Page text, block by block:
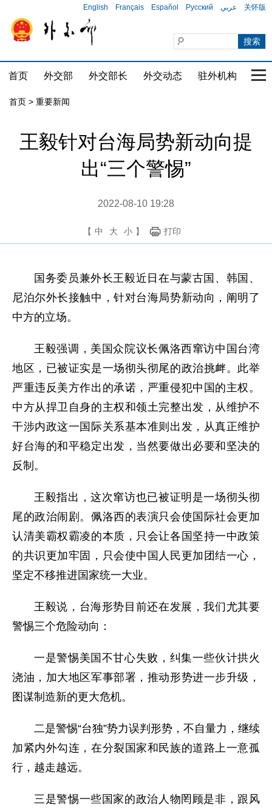
English Français Español Русский عربي 关怀版
首页 外交部 外交部长 外交动态 驻外机构 国
首页 > 重要新闻
王毅针对台海局势新动向提
出“三个警惕”
2022-08-10 19:28
【 中 大 小 】 打印
国务委员兼外长王毅近日在与蒙古国、韩国、
尼泊尔外长接触中，针对台海局势新动向，阐明了
中方的立场。
王毅强调，美国众院议长佩洛西窜访中国台湾
地区，已被证实是一场彻头彻尾的政治挑衅。此举
严重违反美方作出的承诺，严重侵犯中国的主权。
中方从捍卫自身的主权和领土完整出发，从维护不
干涉内政这一国际关系基本准则出发，从真正维护
好台海的和平稳定出发，当然要做出必要和坚决的
反制。
王毅指出，这次窜访也已被证明是一场彻头彻
尾的政治闹剧。佩洛西的表演只会使国际社会更加
认清美霸权霸凌的本质，只会让各国坚持一中政策
的共识更加牢固，只会使中国人民更加团结一心，
坚定不移推进国家统一大业。
王毅说，台海形势目前还在发展，我们尤其要
警惕三个危险动向：
一是警惕美国不甘心失败，纠集一些伙计拱火
浇油，加大地区军事部署，推动形势进一步升级，
图谋制造新的更大危机。
二是警惕“台独”势力误判形势，不自量力，继续
加紧内外勾连，在分裂国家和民族的道路上一意孤
行，越走越远。
三是警惕一些国家的政治人物罔顾是非，跟风